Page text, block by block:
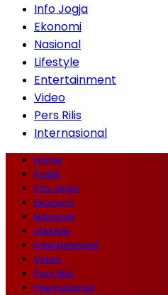
Info Jogja
Ekonomi
Nasional
Lifestyle
Entertainment
Video
Pers Rilis
Internasional
Home
Politik
Info Jogja
Ekonomi
Nasional
Lifestyle
Entertainment
Video
Pers Rilis
Internasional